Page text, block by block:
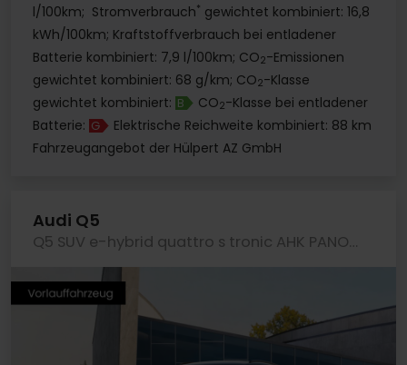
l/100km; Stromverbrauch* gewichtet kombiniert: 16,8
kWh/100km; Kraftstoffverbrauch bei entladener
Batterie kombiniert: 7,9 l/100km; CO2-Emissionen
gewichtet kombiniert: 68 g/km; CO2-Klasse
gewichtet kombiniert: B CO2-Klasse bei entladener
Batterie: G
Elektrische Reichweite kombiniert: 88 km
Fahrzeugangebot der Hülpert AZ GmbH
Audi Q5
Q5 SUV e-hybrid quattro s tronic AHK PANO LM20